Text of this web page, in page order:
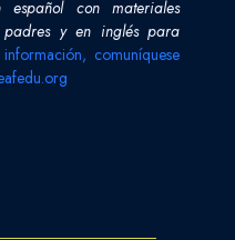
con materiales
padres y en inglés para
comuníquese